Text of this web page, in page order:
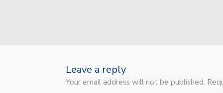
Con dos caras nuevas,
Leave a reply
Your email address will not be published.